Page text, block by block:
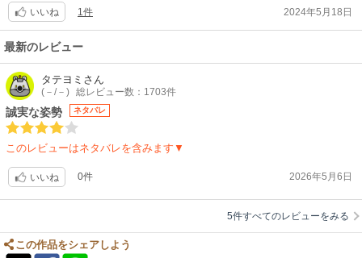
なかったのは空港の職員さんやタクシーの運転手さんですね。「護衛」で
はなく「側衛」と呼ぶ、留学時は（身位によっては）側衛はつかない、パ
スポートについてなど、色んなことを知れました。
いいね 1件 2024年5月18日
最新のレビュー
タテヨミ さん
(－/－) 総レビュー数：1703件
誠実な姿勢 ネタバレ
このレビューはネタバレを含みます▼
いいね 0件 2026年5月6日
5件すべてのレビューをみる
この作品をシェアしよう